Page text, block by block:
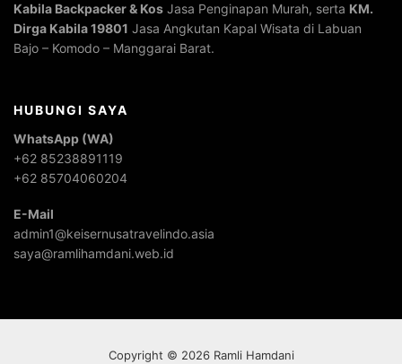
Kabila Backpacker & Kos Jasa Penginapan Murah, serta KM.
Dirga Kabila 19801 Jasa Angkutan Kapal Wisata di Labuan
Bajo – Komodo – Manggarai Barat.
HUBUNGI SAYA
WhatsApp (WA)
+62 85238891119
+62 85704060204
E-Mail
admin1@keisernusatravelindo.asia
saya@ramlihamdani.web.id
Copyright © 2026 Ramli Hamdani